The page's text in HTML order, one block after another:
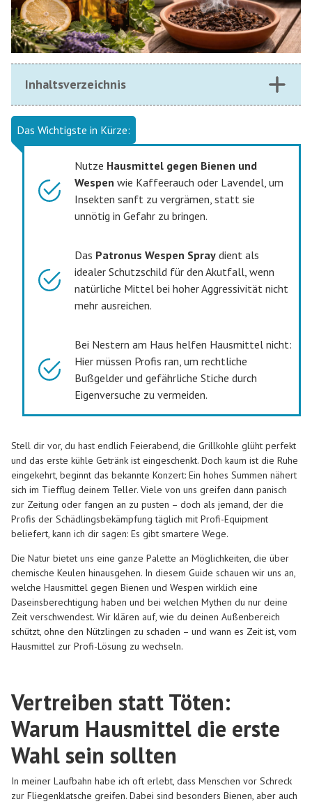
Inhaltsverzeichnis
Das Wichtigste in Kürze:
Nutze Hausmittel gegen Bienen und
Wespen wie Kaffeerauch oder Lavendel, um
Insekten sanft zu vergrämen, statt sie
unnötig in Gefahr zu bringen.
Das Patronus Wespen Spray dient als
idealer Schutzschild für den Akutfall, wenn
natürliche Mittel bei hoher Aggressivität nicht
mehr ausreichen.
Bei Nestern am Haus helfen Hausmittel nicht:
Hier müssen Profis ran, um rechtliche
Bußgelder und gefährliche Stiche durch
Eigenversuche zu vermeiden.
Stell dir vor, du hast endlich Feierabend, die Grillkohle glüht perfekt
und das erste kühle Getränk ist eingeschenkt. Doch kaum ist die Ruhe
eingekehrt, beginnt das bekannte Konzert: Ein hohes Summen nähert
sich im Tiefflug deinem Teller. Viele von uns greifen dann panisch
zur Zeitung oder fangen an zu pusten – doch als jemand, der die
Profis der Schädlingsbekämpfung täglich mit Profi-Equipment
beliefert, kann ich dir sagen: Es gibt smartere Wege.
Die Natur bietet uns eine ganze Palette an Möglichkeiten, die über
chemische Keulen hinausgehen. In diesem Guide schauen wir uns an,
welche Hausmittel gegen Bienen und Wespen wirklich eine
Daseinsberechtigung haben und bei welchen Mythen du nur deine
Zeit verschwendest. Wir klären auf, wie du deinen Außenbereich
schützt, ohne den Nützlingen zu schaden – und wann es Zeit ist, vom
Hausmittel zur Profi-Lösung zu wechseln.
Vertreiben statt Töten:
Warum Hausmittel die erste
Wahl sein sollten
In meiner Laufbahn habe ich oft erlebt, dass Menschen vor Schreck
zur Fliegenklatsche greifen. Dabei sind besonders Bienen, aber auch